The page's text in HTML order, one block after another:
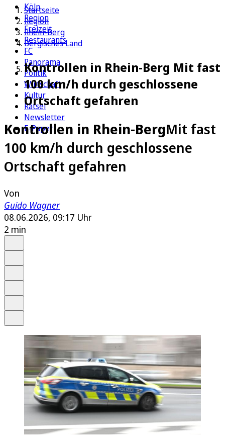
Köln
Region
Freizeit
Restaurants
FC
Panorama
Politik
Wirtschaft
Kultur
Rätsel
Newsletter
E-Paper
Startseite
Region
Rhein-Berg
Bergisches Land
Kontrollen in Rhein-Berg Mit fast
100 km/h durch geschlossene
Ortschaft gefahren
Kontrollen in Rhein-BergMit fast
100 km/h durch geschlossene
Ortschaft gefahren
Von
Guido Wagner
08.06.2026, 09:17 Uhr
2 min